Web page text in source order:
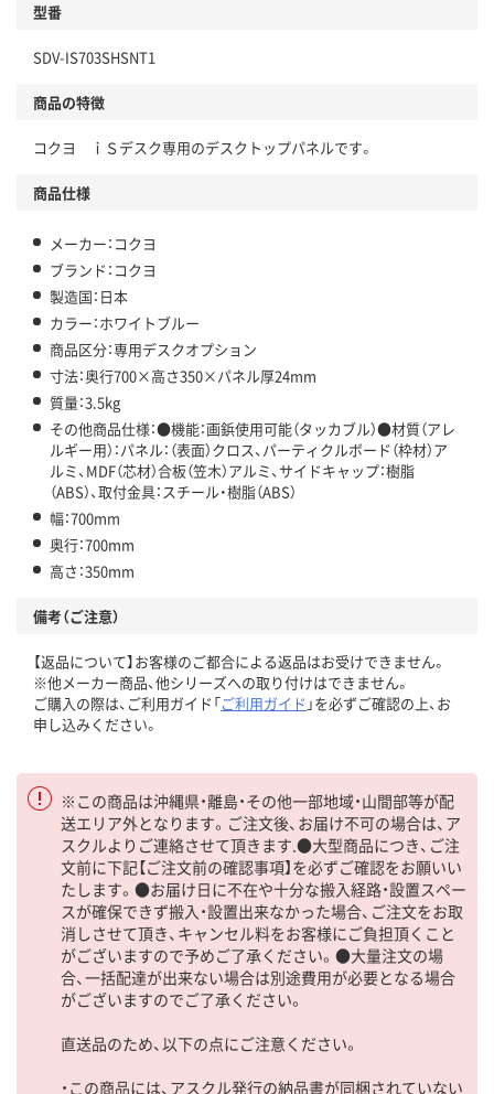
型番
SDV-IS703SHSNT1
商品の特徴
コクヨ ｉＳデスク専用のデスクトップパネルです。
商品仕様
メーカー：コクヨ
ブランド：コクヨ
製造国：日本
カラー：ホワイトブルー
商品区分：専用デスクオプション
寸法：奥行700×高さ350×パネル厚24mm
質量：3.5kg
その他商品仕様：●機能：画鋲使用可能（タッカブル）●材質（アレ
ルギー用）：パネル：（表面）クロス、パーティクルボード（枠材）ア
ルミ、MDF（芯材）合板（笠木）アルミ、サイドキャップ：樹脂
（ABS）、取付金具：スチール・樹脂（ABS）
幅：700mm
奥行：700mm
高さ：350mm
備考（ご注意）
【返品について】お客様のご都合による返品はお受けできません。
※他メーカー商品、他シリーズへの取り付けはできません。
ご購入の際は、ご利用ガイド「ご利用ガイド 」を必ずご確認の上、お
申し込みください。
※この商品は沖縄県・離島・その他一部地域・山間部等が配
送エリア外となります。ご注文後、お届け不可の場合は、ア
スクルよりご連絡させて頂きます.●大型商品につき、ご注
文前に下記【ご注文前の確認事項】を必ずご確認をお願いい
たします。●お届け日に不在や十分な搬入経路・設置スペー
スが確保できず搬入・設置出来なかった場合、ご注文をお取
消しさせて頂き、キャンセル料をお客様にご負担頂くこと
がございますので予めご了承ください。●大量注文の場
合、一括配達が出来ない場合は別途費用が必要となる場合
がございますのでご了承ください。
直送品のため、以下の点にご注意ください。
・この商品には、アスクル発行の納品書が同梱されていない